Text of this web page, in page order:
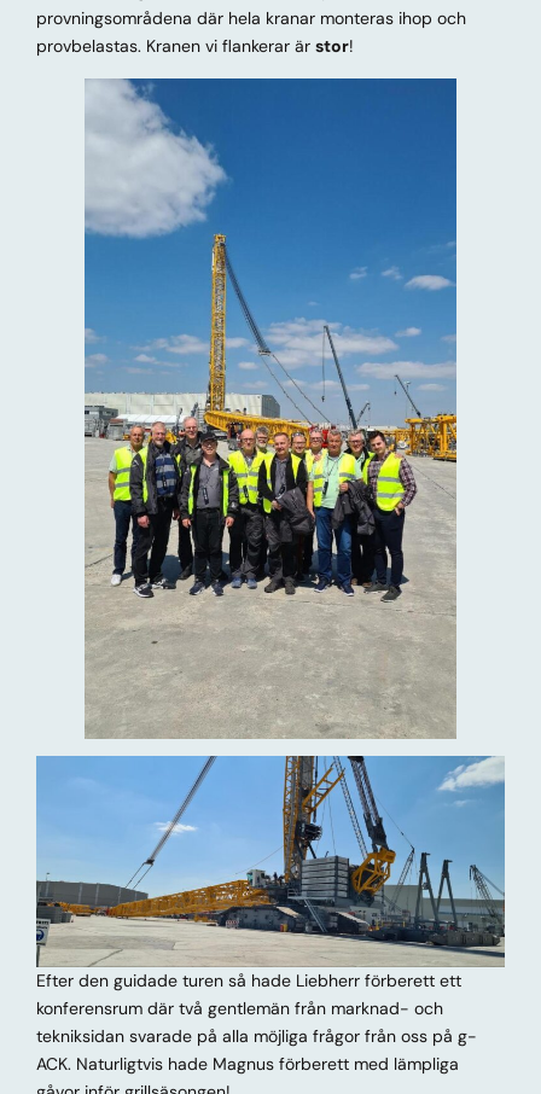
provningsområdena där hela kranar monteras ihop och
provbelastas. Kranen vi flankerar är stor!
Efter den guidade turen så hade Liebherr förberett ett
konferensrum där två gentlemän från marknad- och
tekniksidan svarade på alla möjliga frågor från oss på g-
ACK. Naturligtvis hade Magnus förberett med lämpliga